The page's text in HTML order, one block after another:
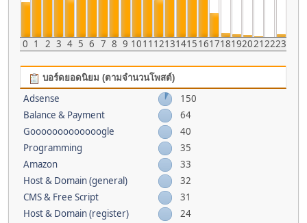
0 1 2 3 4 5 6 7 8 9 1011 121314151617181920212223
บอร์ดยอดนิยม (ตามจำนวนโพสต์)
Adsense
150
Balance & Payment
64
Gooooooooooooogle
40
Programming
35
Amazon
33
Host & Domain (general)
32
CMS & Free Script
31
Host & Domain (register)
24